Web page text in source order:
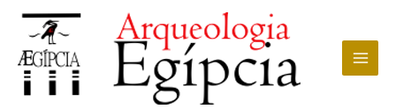
conteúdo